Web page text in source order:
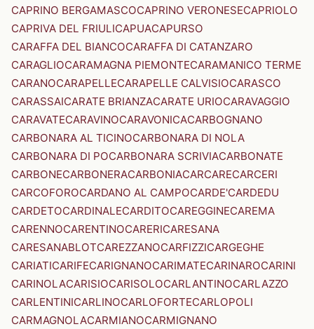
CAPRINO BERGAMASCOCAPRINO VERONESECAPRIOLO
CAPRIVA DEL FRIULICAPUACAPURSO
CARAFFA DEL BIANCOCARAFFA DI CATANZARO
CARAGLIOCARAMAGNA PIEMONTECARAMANICO TERME
CARANOCARAPELLECARAPELLE CALVISIOCARASCO
CARASSAICARATE BRIANZACARATE URIOCARAVAGGIO
CARAVATECARAVINOCARAVONICACARBOGNANO
CARBONARA AL TICINOCARBONARA DI NOLA
CARBONARA DI POCARBONARA SCRIVIACARBONATE
CARBONECARBONERACARBONIACARCARECARCERI
CARCOFOROCARDANO AL CAMPOCARDE'CARDEDU
CARDETOCARDINALECARDITOCAREGGINECAREMA
CARENNOCARENTINOCARERICARESANA
CARESANABLOTCAREZZANOCARFIZZICARGEGHE
CARIATICARIFECARIGNANOCARIMATECARINAROCARINI
CARINOLACARISIOCARISOLOCARLANTINOCARLAZZO
CARLENTINICARLINOCARLOFORTECARLOPOLI
CARMAGNOLACARMIANOCARMIGNANO